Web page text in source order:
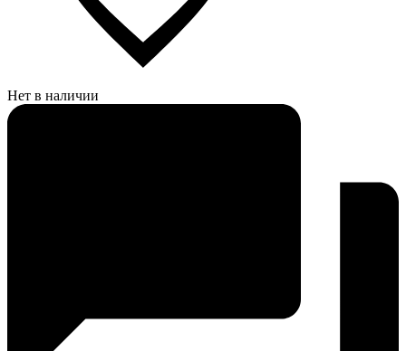
Нет в наличии